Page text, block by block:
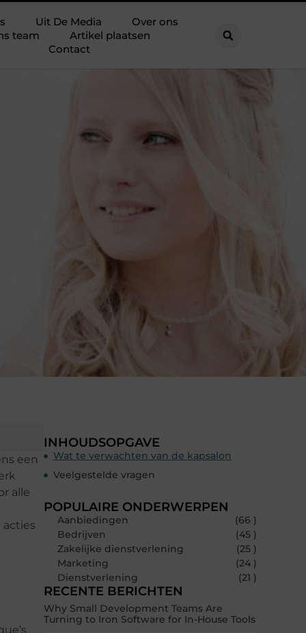
Uit De Media
Over ons
team
Artikel plaatsen
Contact
een
alle
INHOUDSOPGAVE
Wat te verwachten van de kapsalon
Veelgestelde vragen
POPULAIRE ONDERWERPEN
Aanbiedingen
(66 )
Bedrijven
(45 )
Zakelijke dienstverlening
(25 )
Marketing
(24 )
Dienstverlening
(21 )
RECENTE BERICHTEN
Why Small Development Teams Are
Turning to Iron Software for In-House Tools